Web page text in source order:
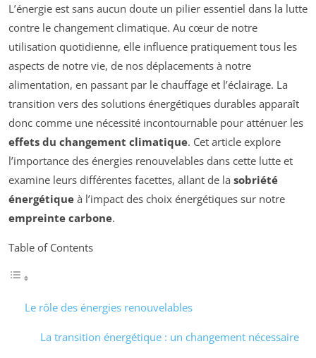
L’énergie est sans aucun doute un pilier essentiel dans la lutte
contre le changement climatique. Au cœur de notre
utilisation quotidienne, elle influence pratiquement tous les
aspects de notre vie, de nos déplacements à notre
alimentation, en passant par le chauffage et l’éclairage. La
transition vers des solutions énergétiques durables apparaît
donc comme une nécessité incontournable pour atténuer les
effets du changement climatique. Cet article explore
l’importance des énergies renouvelables dans cette lutte et
examine leurs différentes facettes, allant de la sobriété
énergétique à l’impact des choix énergétiques sur notre
empreinte carbone.
Table of Contents
Le rôle des énergies renouvelables
La transition énergétique : un changement nécessaire